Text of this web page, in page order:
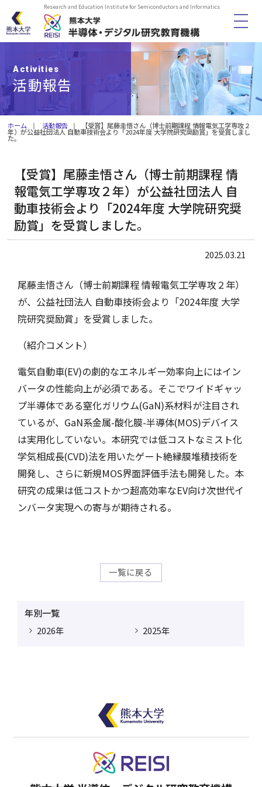
Research and Education Institute for Semiconductors and Informatics
Activities
活動報告
ホーム 活動報告 【受賞】尾藤圭悟さん（博士前期課程 情報電気工学専攻２
年）が公益社団法人 自動車技術会より「2024年度 大学院研究奨励賞」を受賞しまし
た。
【受賞】尾藤圭悟さん（博士前期課程 情
報電気工学専攻２年）が公益社団法人 自
動車技術会より「2024年度 大学院研究奨
励賞」を受賞しました。
2025.03.21
尾藤圭悟さん（博士前期課程 情報電気工学専攻２年）
が、公益社団法人 自動車技術会より「2024年度 大学
院研究奨励賞」を受賞しました。
（紹介コメント）
電気自動車(EV)の劇的なエネルギー効率向上にはイン
バータの性能向上が必須である。そこでワイドギャッ
プ半導体である窒化ガリウム(GaN)系材料が注目され
ているが、GaN系金属-酸化膜-半導体(MOS)デバイス
は実用化していない。本研究では低コストなミスト化
学気相成長(CVD)法を用いたゲート絶縁膜堆積技術を
開発し、さらに新規MOS界面評価手法も開発した。本
研究の成果は低コストかつ超高効率なEV向け次世代イ
ンバータ実現への寄与が期待される。
一覧に戻る
年別一覧
2026年 2025年
HOME
機構概要
メンバー
活動報告
履修証明プログラム
お問合せ